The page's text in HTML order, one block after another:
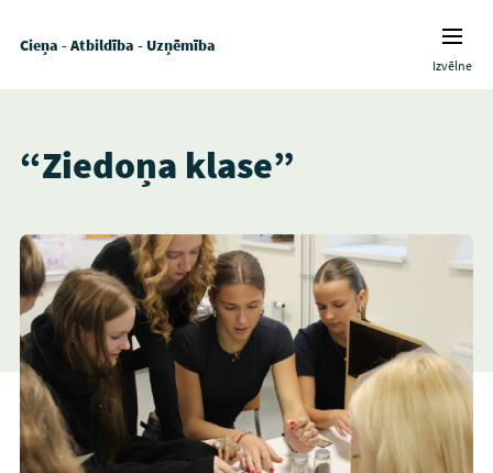
Cieņa - Atbildība - Uzņēmība
Izvēlne
“Ziedoņa klase”